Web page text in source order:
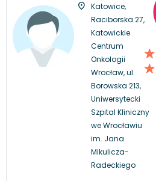
Katowice,
Raciborska 27,
Katowickie
Centrum
Onkologii
Wrocław, ul.
Borowska 213,
Uniwersytecki
Szpital Kliniczny
we Wrocławiu
im. Jana
Mikulicza-
Radeckiego